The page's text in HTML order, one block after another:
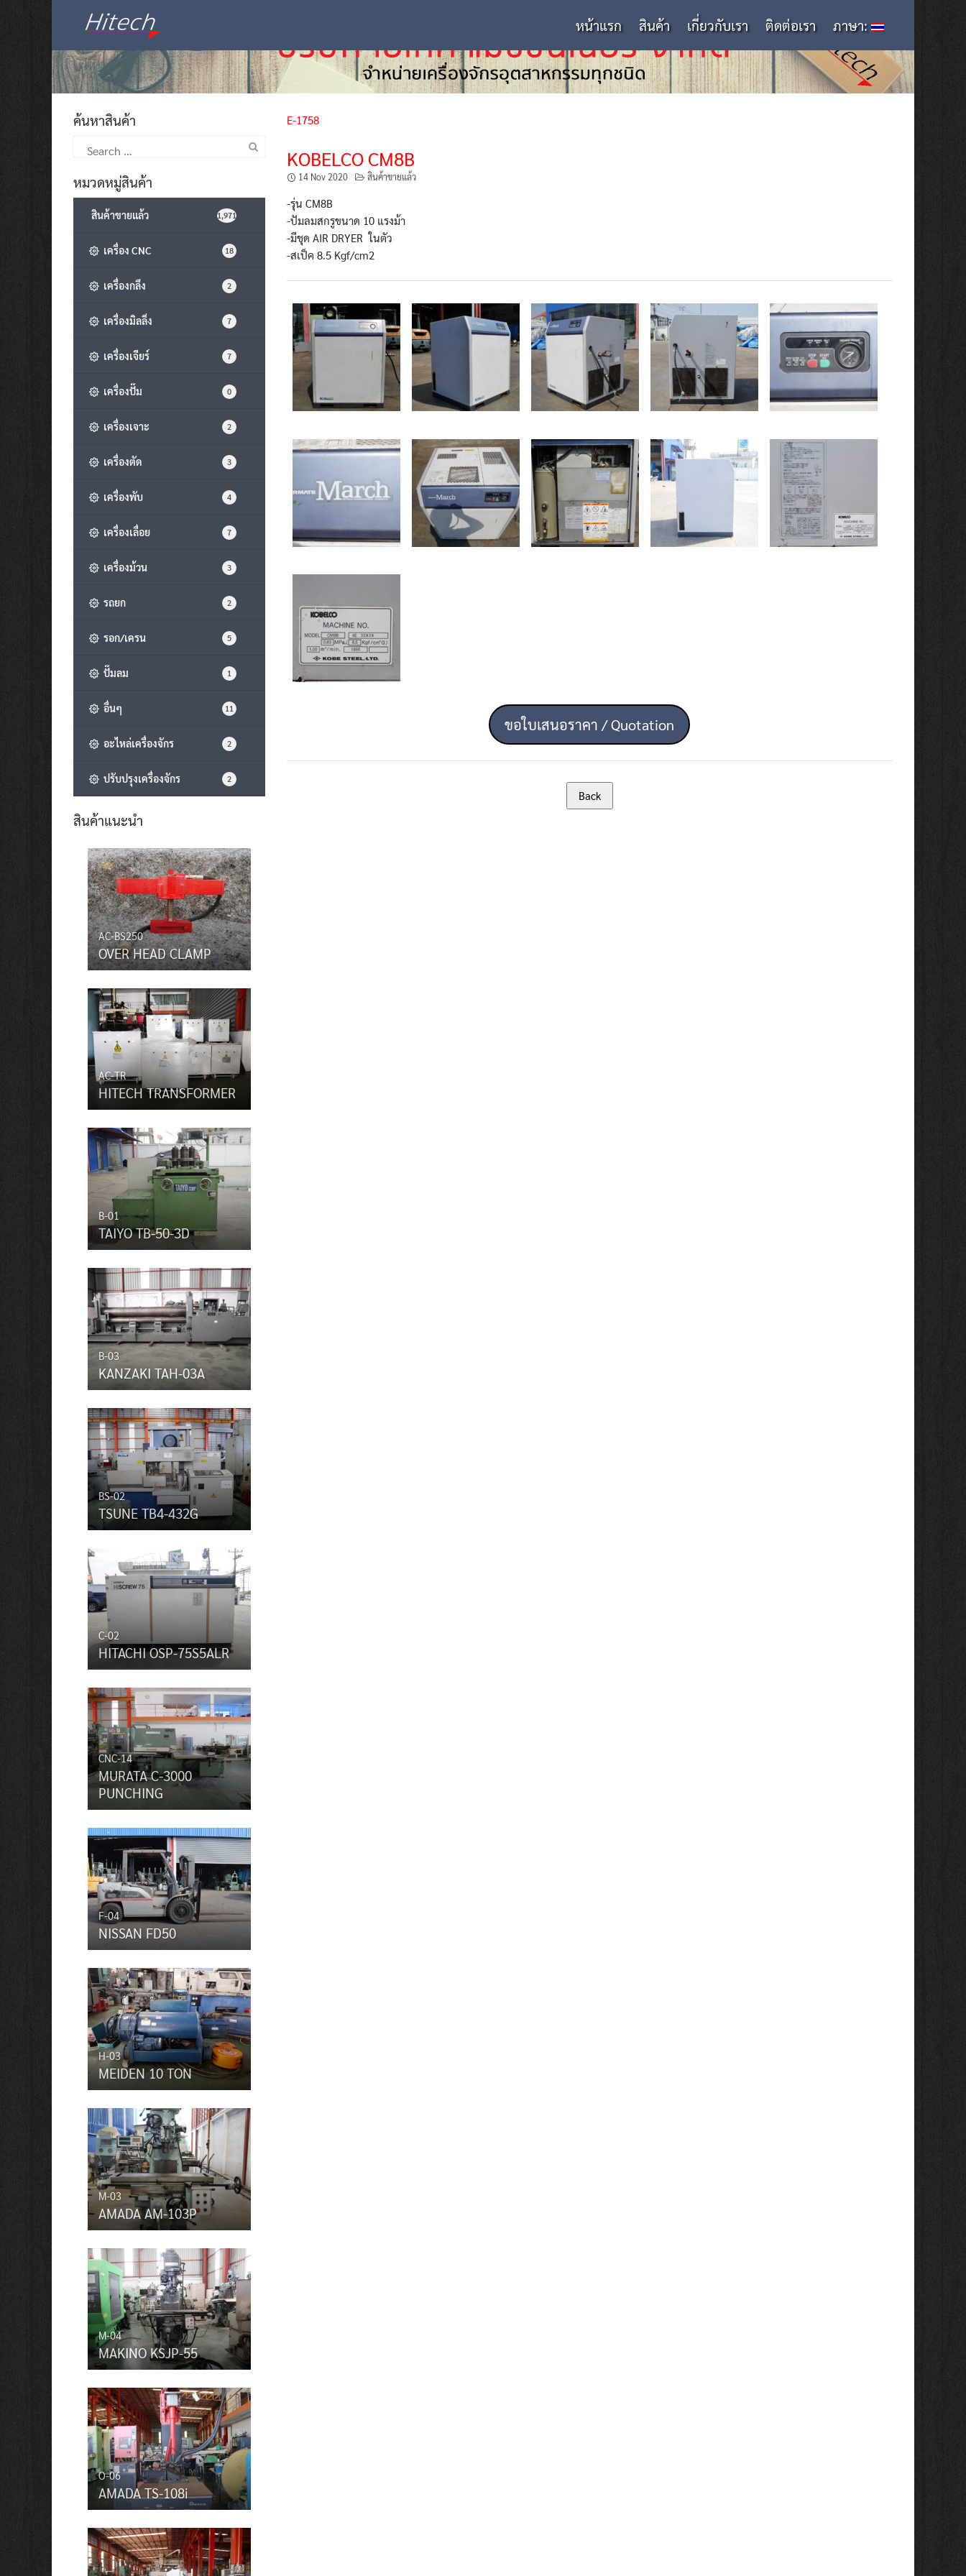
หน้าแรก สินค้า เกี่ยวกับเรา ติดต่อเรา ภาษา:
E-1758
KOBELCO CM8B
14 Nov 2020 สินค้าขายแล้ว
-รุ่น CM8B
-ปัมลมสกรูขนาด 10 แรงม้า
-มีชุด AIR DRYER ในตัว
-สเป็ค 8.5 Kgf/cm2
ขอใบเสนอราคา / Quotation
ค้นหาสินค้า
for:
หมวดหมู่สินค้า
สินค้าขายแล้ว 1,971
เครื่อง CNC 18
เครื่องกลึง 2
เครื่องมิลลิ่ง 7
เครื่องเจียร์ 7
เครื่องปั๊ม 0
เครื่องเจาะ 2
เครื่องตัด 3
เครื่องพับ 4
เครื่องเลื่อย 7
เครื่องม้วน 3
รถยก 2
รอก/เครน 5
ปั๊มลม 1
อื่นๆ 11
อะไหล่เครื่องจักร 2
ปรับปรุงเครื่องจักร 2
สินค้าแนะนำ
AC-BS250
OVER HEAD CLAMP
AC-TR
HITECH TRANSFORMER
B-01
TAIYO TB-50-3D
B-03
KANZAKI TAH-03A
BS-02
TSUNE TB4-432G
C-02
HITACHI OSP-75S5ALR
CNC-14
MURATA C-3000
PUNCHING
F-04
NISSAN FD50
H-03
MEIDEN 10 TON
M-03
AMADA AM-103P
M-04
MAKINO KSJP-55
O-06
AMADA TS-108i